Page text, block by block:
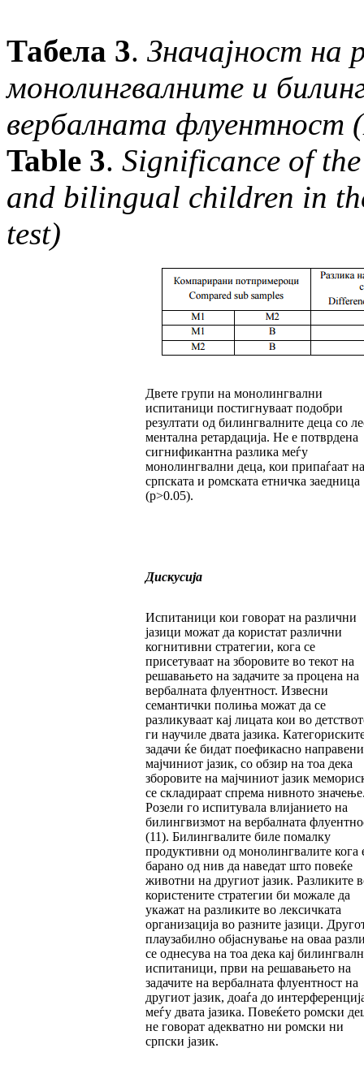
Табела 3. Значајност на
монолингвалните и
вербалната флуентност (
Table 3. Significance of
and bilingual children in
test)
Двете групи на монолингвални
испитаници постигнуваат подобри
резултати од билингвалните деца со
ментална рeтардација. Не е потврдена
сигнификантна разлика меѓу
монолингвални деца, кои припаѓаат на
српската и ромската етничка заедница
(p>0.05).
Дискусија
Испитаници кои говорат на различни
јазици можат да користат различни
когнитивни стратегии, кога се
присетуваат на зборовите во текот на
решавањето на задачите за процена на
вербалната флуентност. Извесни
семантички полиња можат да се
разликуваат кај лицата кои во
ги научиле двата јазика.
задачи ќе бидат поефикасно
мајчиниот јазик, со обзир на тоа дека
зборовите на мајчиниот јазик
се складираат спрема нивното
Розели го испитувала влијанието на
билингвизмот на вербалната
(11). Билингвалите биле помалку
продуктивни од монолингвалите кога
барано од нив да наведат што повеќе
животни на другиот јазик. Разликите
користените стратегии би можале да
укажат на разликите во лексичката
организација во разните јазици.
плаузабилно објаснување на оваа
се однесува на тоа дека кај
испитаници, први на решавањето на
задачите на вербалната флуентност на
другиот јазик, доаѓа до
меѓу двата јазика. Повеќето ромски
не говорат адекватно ни ромски ни
српски јазик.